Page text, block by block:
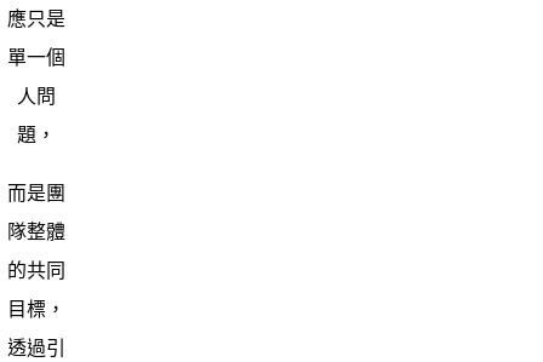
應只是
單一個
人問
題，
而是團
隊整體
的共同
目標，
透過引